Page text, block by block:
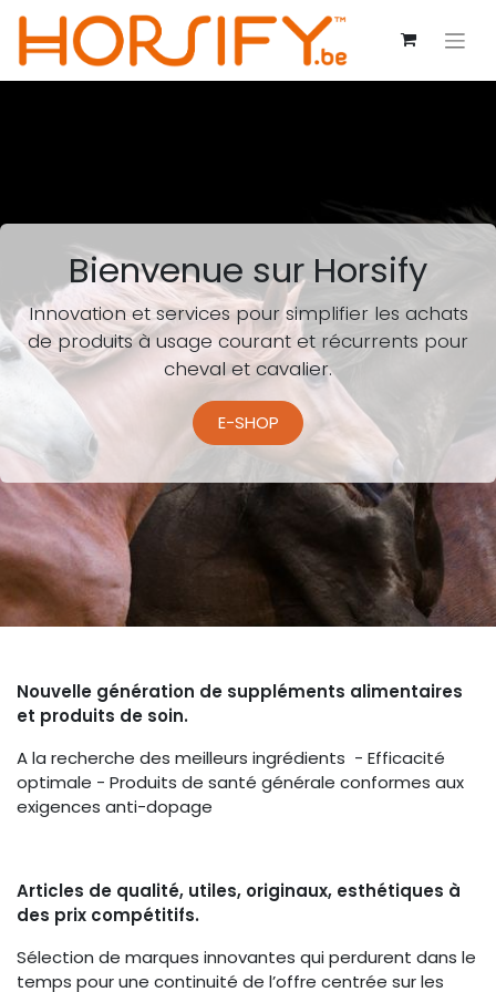
Bienvenue sur Horsify
Innovation et services pour simplifier les achats
de produits à usage courant et récurrents pour
cheval et cavalier.
E-SHOP
Nouvelle génération de suppléments alimentaires
et produits de soin.
A la recherche des meilleurs ingrédients - Efficacité
optimale - Produits de santé générale conformes aux
exigences anti-dopage
Articles de qualité, utiles, originaux, esthétiques à
des prix compétitifs.
Sélection de marques innovantes qui perdurent dans le
temps pour une continuité de l’offre centrée sur les